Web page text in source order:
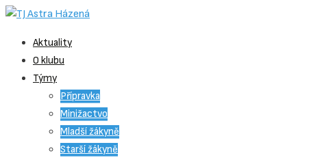
Skip
content
Aktuality
O klubu
Týmy
Přípravka
Minižactvo
Mladší žákyně
Starší žákyně